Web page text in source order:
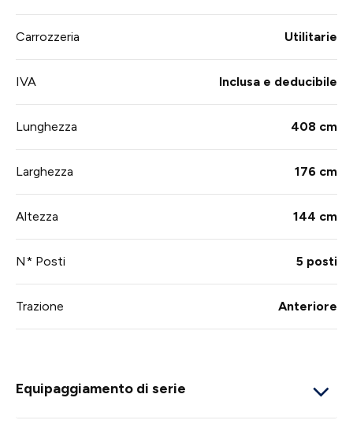
Carrozzeria Utilitarie
IVA Inclusa e deducibile
Lunghezza 408 cm
Larghezza 176 cm
Altezza 144 cm
N* Posti 5 posti
Trazione Anteriore
Equipaggiamento di serie